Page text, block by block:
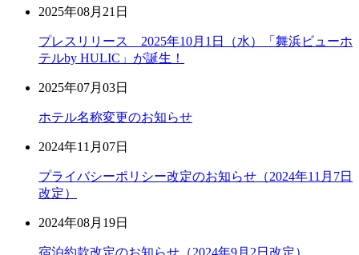
2025年08月21日
プレスリリース 2025年10月1日（水）「舞浜ビューホ
テルby HULIC」が誕生！
2025年07月03日
ホテル名称変更のお知らせ
2024年11月07日
プライバシーポリシー改定のお知らせ（2024年11月7日
改定）
2024年08月19日